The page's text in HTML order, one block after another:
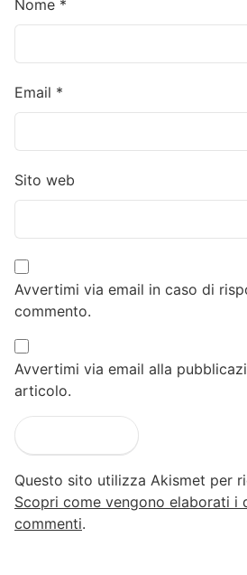
Nome *
Email *
Sito web
Avvertimi via email in caso di
commento.
Avvertimi via email alla
articolo.
Questo sito utilizza Akismet per
Scopri come vengono elaborati i
commenti.